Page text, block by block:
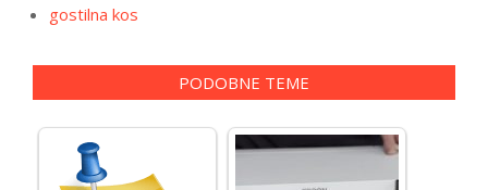
gostilna kos
PODOBNE TEME